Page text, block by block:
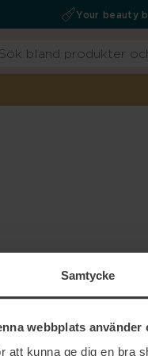
Samtycke
webbplats använder
att kunna ge dig en bra
Your beauty
beat.